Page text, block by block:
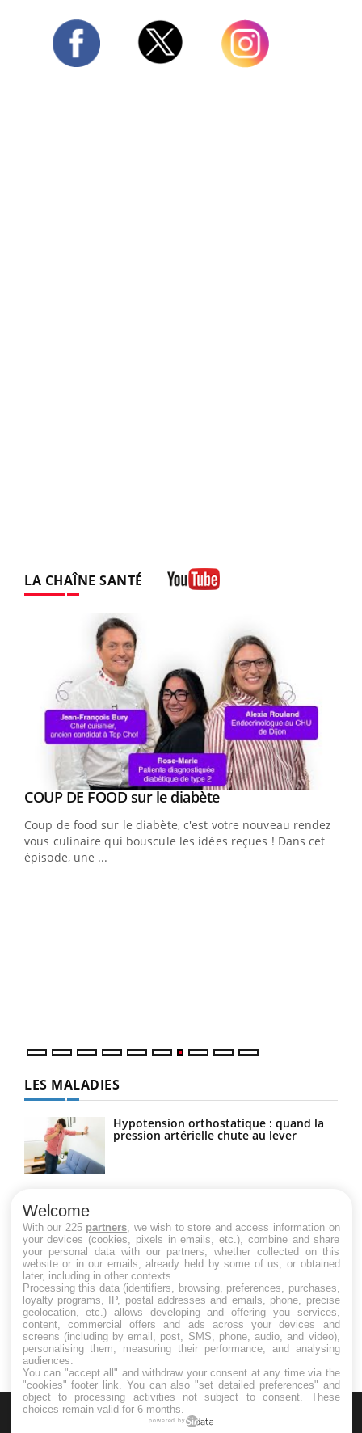
LA CHAÎNE SANTÉ
Youtube
COUP DE FOOD sur le diabèteYoutube
Coup de food sur le diabète, c'est votre nouveau rendez-
vous culinaire qui bouscule les idées reçues ! Dans cet
épisode, une ...
LES MALADIES
Hypotension orthostatique : quand la
pression artérielle chute au lever
Maladie de Charcot (Sclérose latérale
amyotrophique)
Welcome
With our 225 partners , we wish to store and access information on
your devices (cookies, pixels in emails, etc.), combine and share
your personal data with our partners, whether collected on this
website or in our emails, already held by some of us, or obtained
later, including in other contexts.
Processing this data (identifiers, browsing, preferences, purchases,
loyalty programs, IP, postal addresses and emails, phone, precise
geolocation, etc.) allows developing and offering you services,
content, commercial offers and ads across your devices and
screens (including by email, post, SMS, phone, audio, and video),
personalising them, measuring their performance, and analysing
audiences.
You can "accept all" and withdraw your consent at any time via the
"cookies" footer link . You can also "set detailed preferences" and
object to processing activities not subject to consent. These
choices remain valid for 6 months.
powered by